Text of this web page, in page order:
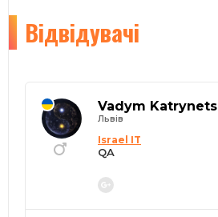
Відвідувачі
Vadym Katrynets
Львів
Israel IT
QA